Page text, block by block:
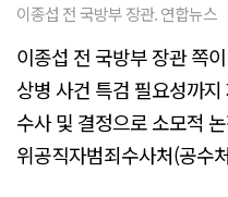
이종섭 전 국방부 장관. 연합뉴스
이종섭 전 국방부 장관 쪽
상병 사건 특검 필요성까
수사 및 결정으로 소모적
위공직자범죄수사처(공수